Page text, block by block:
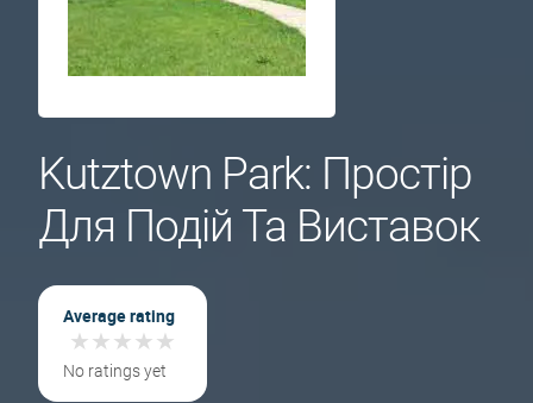
Kutztown Park: Простір
Для Подій Та Виставок
Average rating
★★★★★
★★★★★
No ratings yet